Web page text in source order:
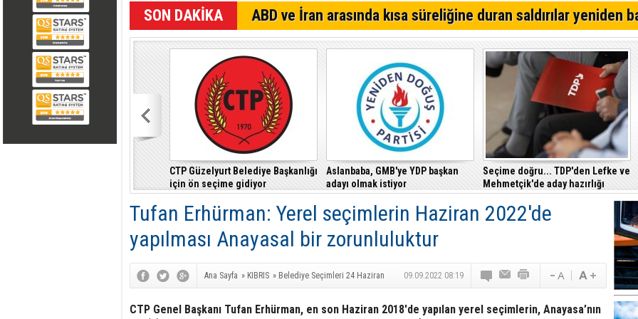
CTP, Cezaevi Disiplin Tüzüğü’nde yapılan değişiklikleri
Mahkemesi’ne taşıdı
Girne – Çamlıbel ana yolunda ölümlü kaza… Turan Obalı
SON DAKİKA ABD ve İran arasında kısa süreliğine duran saldırılar yeniden
CTP Güzelyurt Belediye Başkanlığı
için ön seçime gidiyor
Aslanbaba, GMB'ye YDP başkan
adayı olmak istiyor
Seçime doğru... TDP'den Lefke ve
Mehmetçik'de aday hazırlığı
Tufan Erhürman: Yerel seçimlerin Haziran 2022'de
yapılması Anayasal bir zorunluluktur
Ana Sayfa » KIBRIS » Belediye Seçimleri 24 Haziran 09.09.2022 08:19
CTP Genel Başkanı Tufan Erhürman, en son Haziran 2018'de yapılan yerel seçimlerin, Anayasa’nın